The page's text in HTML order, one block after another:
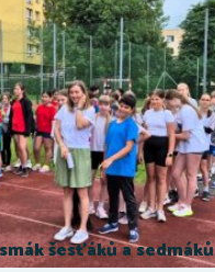
šesťáků a sedmáků